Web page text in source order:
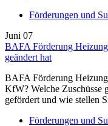
Förderungen und
Juni 07
BAFA Förderung
geändert hat
BAFA Förderung
KfW? Welche Zuschüsse
gefördert und wie stellen
Förderungen und